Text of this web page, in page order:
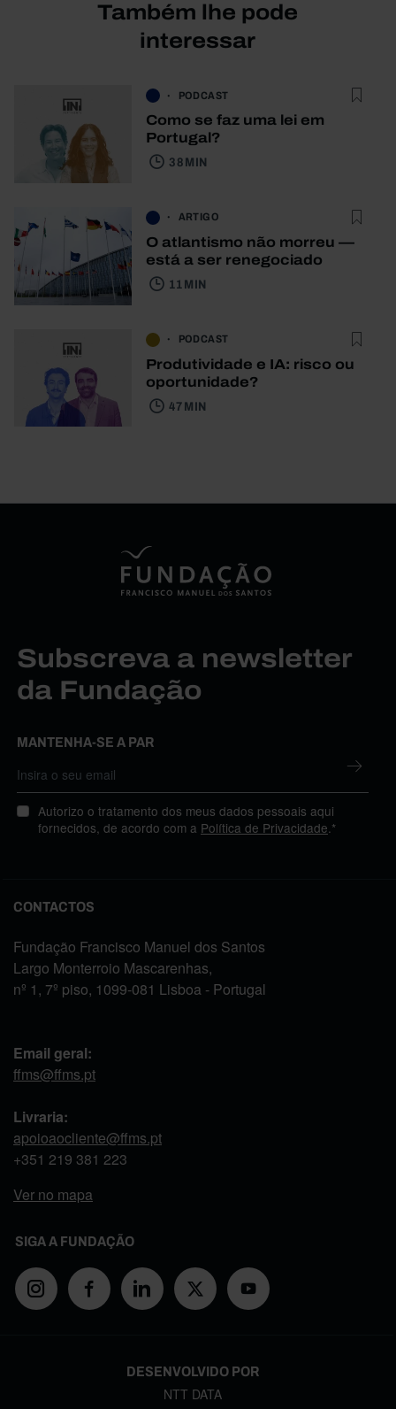
Também lhe pode
interessar
PODCAST
Como se faz uma lei em
Portugal?
38 MIN
ARTIGO
O atlantismo não morreu —
está a ser renegociado
11 MIN
PODCAST
Produtividade e IA: risco ou
oportunidade?
47 MIN
Subscreva a newsletter
da Fundação
MANTENHA-SE A PAR
Autorizo o tratamento dos meus dados pessoais aqui
fornecidos, de acordo com a Política de Privacidade.*
CONTACTOS
Fundação Francisco Manuel dos Santos
Largo Monterroio Mascarenhas,
nº 1, 7º piso, 1099-081 Lisboa - Portugal
Email geral:
ffms@ffms.pt
Livraria:
apoioaocliente@ffms.pt
+351 219 381 223
Ver no mapa
SIGA A FUNDAÇÃO
DESENVOLVIDO POR
NTT DATA